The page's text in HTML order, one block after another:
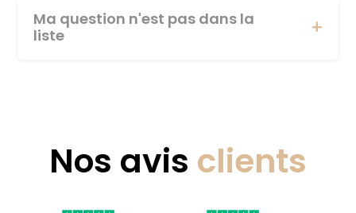
Ma question n'est pas dans la
liste
Nos avis clients